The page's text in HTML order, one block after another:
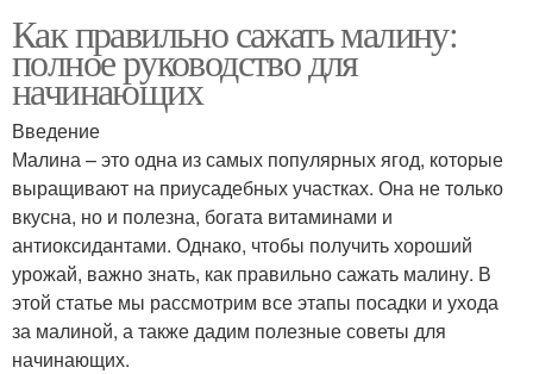
Как правильно сажать малину:
полное руководство для
начинающих
Введение
Малина – это одна из самых популярных ягод, которые
выращивают на приусадебных участках. Она не только
вкусна, но и полезна, богата витаминами и
антиоксидантами. Однако, чтобы получить хороший
урожай, важно знать, как правильно сажать малину. В
этой статье мы рассмотрим все этапы посадки и ухода
за малиной, а также дадим полезные советы для
начинающих.